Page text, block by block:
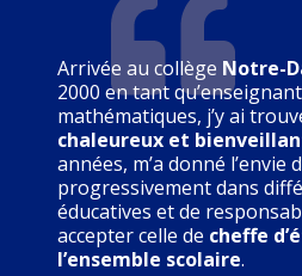
Arrivée au collège Notre-
2000 en tant
mathématiques, j’y ai
chaleureux et
années, m’a donné l’envie
progressivement dans
éducatives et de
accepter celle de cheffe
l’ensemble scolaire.